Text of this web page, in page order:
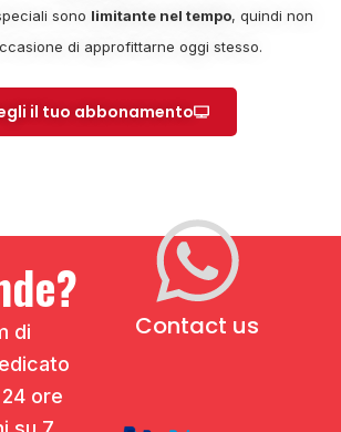
sono limitante nel tempo, quindi non
di approfittarne oggi stesso.
il tuo abbonamento
di
ore
Contact us